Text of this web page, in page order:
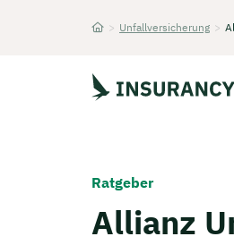
> Unfallversicherung >
Ratgeber
Allianz